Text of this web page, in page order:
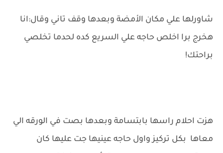
شاورلها علي مكان الأمضة وبعدها وقف تاني وقال:انا
هخرج برا اخلص حاجه علي السريع كده لحدما تخلصي
براحتك!
هزت احلام راسها بابتسامة وبعدها بصت في الورقه الي
معاها بكل تركيز واول حاجه عينيها جت عليها كان